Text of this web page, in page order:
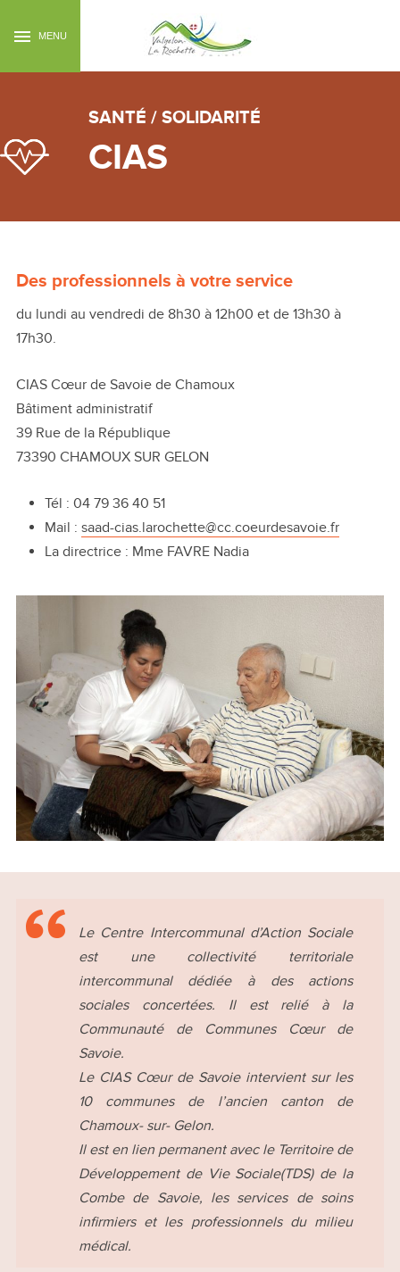
MENU
SANTÉ / SOLIDARITÉ
CIAS
Des professionnels à votre service
du lundi au vendredi de 8h30 à 12h00 et de 13h30 à
17h30.
CIAS Cœur de Savoie de Chamoux
Bâtiment administratif
39 Rue de la République
73390 CHAMOUX SUR GELON
Tél : 04 79 36 40 51
Mail : saad-cias.larochette@cc.coeurdesavoie.fr
La directrice : Mme FAVRE Nadia
Le Centre Intercommunal d’Action Sociale
est une collectivité territoriale
intercommunal dédiée à des actions
sociales concertées. Il est relié à la
Communauté de Communes Cœur de
Savoie.
Le CIAS Cœur de Savoie intervient sur les
10 communes de l’ancien canton de
Chamoux- sur- Gelon.
Il est en lien permanent avec le Territoire de
Développement de Vie Sociale(TDS) de la
Combe de Savoie, les services de soins
infirmiers et les professionnels du milieu
médical.